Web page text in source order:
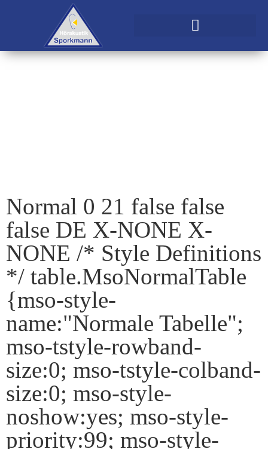
Normal 0 21 false false
false DE X-NONE X-
NONE /* Style Definitions
*/ table.MsoNormalTable
{mso-style-
name:"Normale Tabelle";
mso-tstyle-rowband-
size:0; mso-tstyle-colband-
size:0; mso-style-
noshow:yes; mso-style-
priority:99; mso-style-